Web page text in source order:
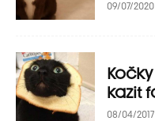
09/07/2020
kazit
08/04/2017